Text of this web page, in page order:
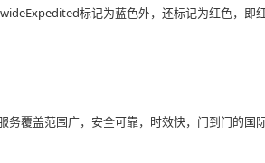
标记为蓝色外，还标记为红色，即红
覆盖范围广，安全可靠，时效快，门到门的国